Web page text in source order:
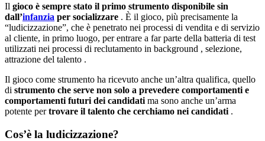
Il gioco è sempre stato il primo strumento disponibile sin
dall’infanzia per socializzare . È il gioco, più precisamente la
“ludicizzazione”, che è penetrato nei processi di vendita e di servizio
al cliente, in primo luogo, per entrare a far parte della batteria di test
utilizzati nei processi di reclutamento in background , selezione,
attrazione del talento .
Il gioco come strumento ha ricevuto anche un’altra qualifica, quello
di strumento che serve non solo a prevedere comportamenti e
comportamenti futuri dei candidati ma sono anche un’arma
potente pertrovare il talento che cerchiamo nei candidati .
Cos’è la ludicizzazione?